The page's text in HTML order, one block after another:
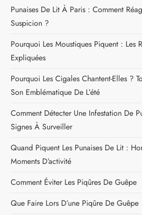
Punaises De Lit À Paris : Comment
Suspicion ?
Pourquoi Les Moustiques Piquent : Les
Expliquées
Pourquoi Les Cigales Chantent-Elles ?
Son Emblématique De L’été
Comment Détecter Une Infestation De
Signes À Surveiller
Quand Piquent Les Punaises De Lit :
Moments D’activité
Comment Éviter Les Piqûres De Guêpe
Que Faire Lors D’une Piqûre De Guêpe